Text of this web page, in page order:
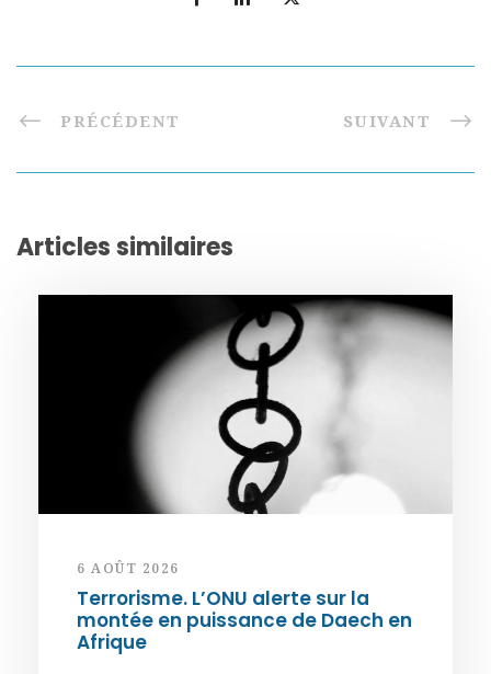
PRÉCÉDENT SUIVANT
Articles similaires
6 AOÛT 2026
Terrorisme. L’ONU alerte sur la
montée en puissance de Daech en
Afrique